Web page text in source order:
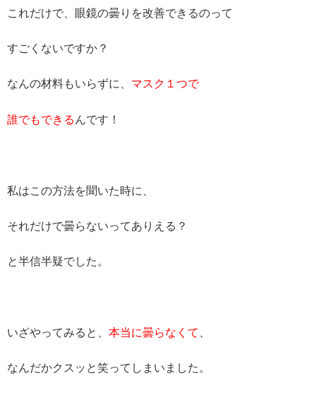
これだけで、眼鏡の曇りを改善できるのって
すごくないですか？
なんの材料もいらずに、 マスク１つで
誰でもできる んです！
私はこの方法を聞いた時に、
それだけで曇らないってありえる？
と半信半疑でした。
いざやってみると、 本当に曇らなくて
なんだかクスッと笑ってしまいました。